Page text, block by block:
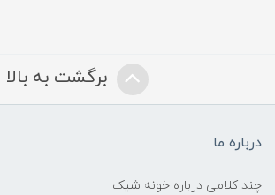
برگشت به بالا
درباره ما
چند کلامی درباره خونه شیک